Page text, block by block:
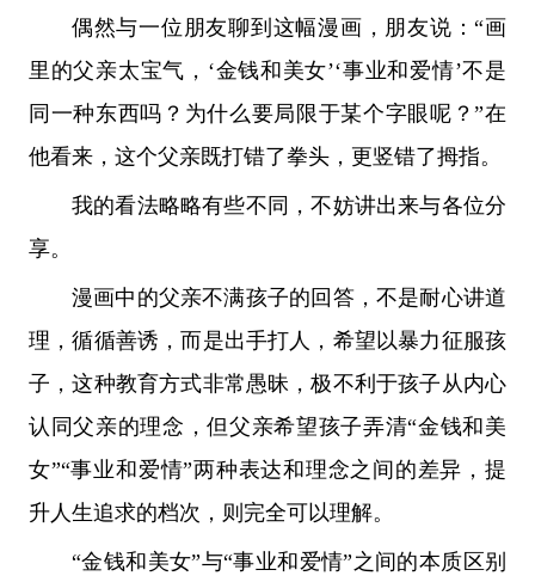
偶然与一位朋友聊到这幅漫画，朋友说：“画
里的父亲太宝气，‘金钱和美女’‘事业和爱情’不是
同一种东西吗？为什么要局限于某个字眼呢？”在
他看来，这个父亲既打错了拳头，更竖错了拇指。
我的看法略略有些不同，不妨讲出来与各位分
享。
漫画中的父亲不满孩子的回答，不是耐心讲道
理，循循善诱，而是出手打人，希望以暴力征服孩
子，这种教育方式非常愚昧，极不利于孩子从内心
认同父亲的理念，但父亲希望孩子弄清“金钱和美
女”“事业和爱情”两种表达和理念之间的差异，提
升人生追求的档次，则完全可以理解。
“金钱和美女”与“事业和爱情”之间的本质区别